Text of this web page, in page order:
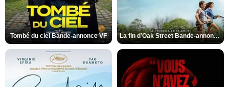
Tombé du ciel Bande-annonce VF La fin d’Oak Street Bande-annonce VO STFR